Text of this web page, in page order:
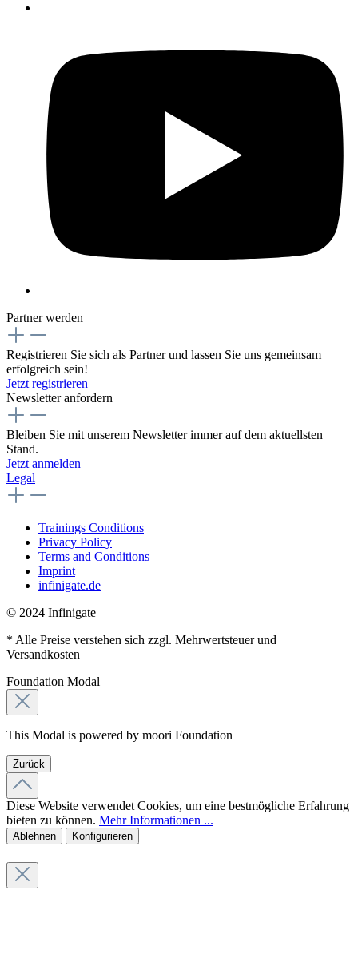
Partner werden
Registrieren Sie sich als Partner und lassen Sie uns gemeinsam
erfolgreich sein!
Jetzt registrieren
Newsletter anfordern
Bleiben Sie mit unserem Newsletter immer auf dem aktuellsten
Stand.
Jetzt anmelden
Legal
Trainings Conditions
Privacy Policy
Terms and Conditions
Imprint
infinigate.de
© 2024 Infinigate
* Alle Preise verstehen sich zzgl. Mehrwertsteuer und
Versandkosten
Foundation Modal
This Modal is powered by moori Foundation
Zurück
Diese Website verwendet Cookies, um eine bestmögliche Erfahrung
bieten zu können. Mehr Informationen ...
Ablehnen Konfigurieren